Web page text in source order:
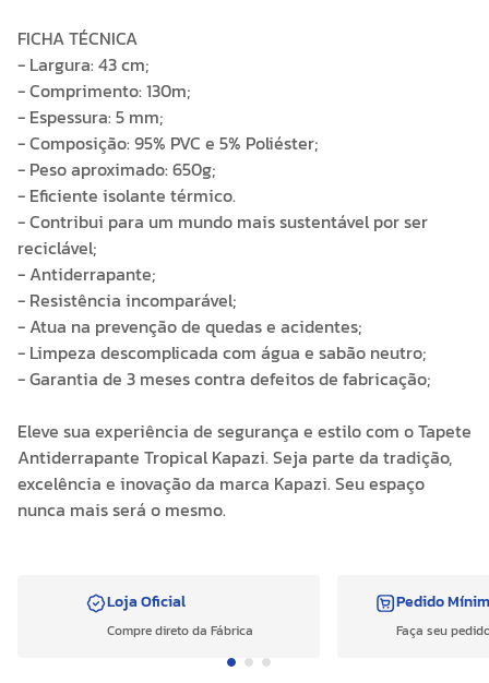
FICHA TÉCNICA
- Largura: 43 cm;
- Comprimento: 130m;
- Espessura: 5 mm;
- Composição: 95% PVC e 5% Poliéster;
- Peso aproximado: 650g;
- Eficiente isolante térmico.
- Contribui para um mundo mais sustentável por ser
reciclável;
- Antiderrapante;
- Resistência incomparável;
- Atua na prevenção de quedas e acidentes;
- Limpeza descomplicada com água e sabão neutro;
- Garantia de 3 meses contra defeitos de fabricação;
Eleve sua experiência de segurança e estilo com o Tapete
Antiderrapante Tropical Kapazi. Seja parte da tradição,
excelência e inovação da marca Kapazi. Seu espaço
nunca mais será o mesmo.
Loja Oficial
Compre direto da Fábrica
Pedido
Faça seu